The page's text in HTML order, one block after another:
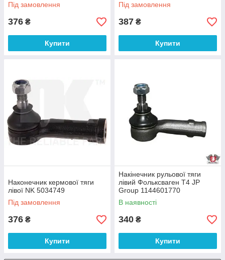
Під замовлення
376 ₴
Купити
Під замовлення
387 ₴
Купити
Наконечник кермової тяги
лівої NK 5034749
Під замовлення
376 ₴
Купити
Накінечник рульової тяги
лівий Фольксваген Т4 JP
Group 1144601770
В наявності
340 ₴
Купити